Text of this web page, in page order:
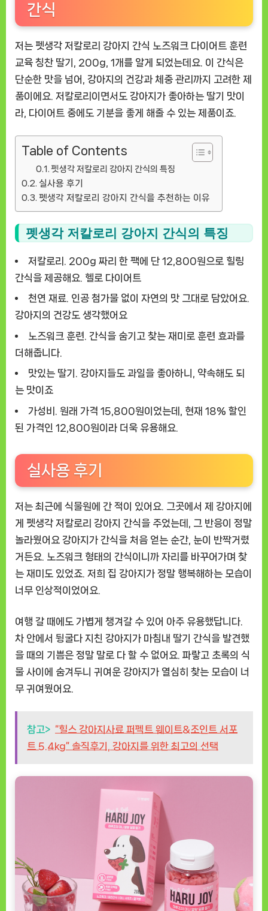
간식
저는 펫생각 저칼로리 강아지 간식 노즈워크 다이어트 훈련
교육 칭찬 딸기, 200g, 1개를 알게 되었는데요. 이 간식은
단순한 맛을 넘어, 강아지의 건강과 체중 관리까지 고려한 제
품이에요. 저칼로리이면서도 강아지가 좋아하는 딸기 맛이
라, 다이어트 중에도 기분을 좋게 해줄 수 있는 제품이죠.
Table of Contents
펫생각 저칼로리 강아지 간식의 특징
실사용 후기
펫생각 저칼로리 강아지 간식을 추천하는 이유
펫생각 저칼로리 강아지 간식의 특징
저칼로리.
200g 짜리 한 팩에 단 12,800원으로 힐링
간식을 제공해요. 헬로 다이어트
천연 재료. 인공 첨가물 없이 자연의 맛 그대로 담았어요.
강아지의 건강도 생각했어요
노즈워크 훈련. 간식을 숨기고 찾는 재미로 훈련 효과를
더해줍니다.
맛있는 딸기.
강아지들도 과일을 좋아하니, 약속해도 되
는 맛이죠
가성비.
원래 가격 15,800원이었는데, 현재 18% 할인
된 가격인 12,800원이라 더욱 유용해요.
실사용 후기
저는 최근에 식물원에 간 적이 있어요. 그곳에서 제 강아지에
게 펫생각 저칼로리 강아지 간식을 주었는데, 그 반응이 정말
놀라웠어요 강아지가 간식을 처음 얻는 순간, 눈이 반짝거렸
거든요. 노즈워크 형태의 간식이니까 자리를 바꾸어가며 찾
는 재미도 있었죠. 저희 집 강아지가 정말 행복해하는 모습이
너무 인상적이었어요.
여행 갈 때에도 가볍게 챙겨갈 수 있어 아주 유용했답니다.
차 안에서 뒹굴다 지친 강아지가 마침내 딸기 간식을 발견했
을 때의 기쁨은 정말 말로 다 할 수 없어요. 파랗고 초록의 식
물 사이에 숨겨두니 귀여운 강아지가 열심히 찾는 모습이 너
무 귀여웠어요.
참고> “힐스 강아지사료 퍼펙트 웨이트&조인트 서포
트 5.4kg” 솔직후기, 강아지를 위한 최고의 선택